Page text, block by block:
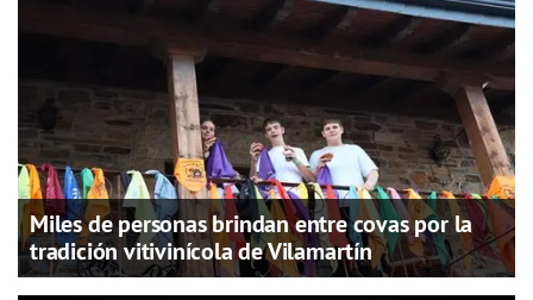
Miles de personas brindan entre covas por la
tradición vitivinícola de Vilamartín